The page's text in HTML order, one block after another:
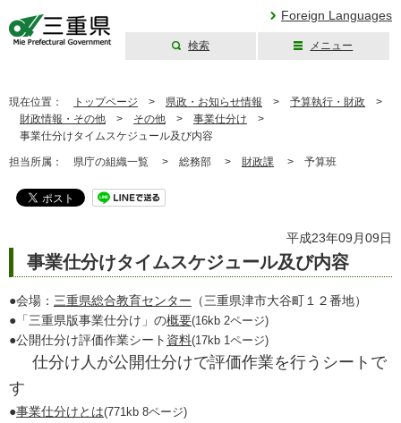
Foreign Languages
検索 メニュー
現在位置： トップページ > 県政・お知らせ情報 > 予算執行・財政 >
財政情報・その他 > その他 > 事業仕分け >
事業仕分けタイムスケジュール及び内容
担当所属： 県庁の組織一覧 > 総務部 > 財政課 > 予算班
平成23年09月09日
事業仕分けタイムスケジュール及び内容
●会場： 三重県総合教育センター （三重県津市大谷町１２番地）
●「三重県版事業仕分け」の概要(16kb 2ページ)
●公開仕分け評価作業シート 資料(17kb 1ページ)
仕分け人が公開仕分けで評価作業を行うシートで
す
●事業仕分けとは(771kb 8ページ)